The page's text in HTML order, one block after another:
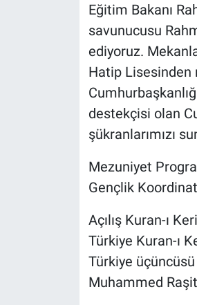
Eğitim Bakanı
savunucusu
ediyoruz.
Hatip Lisesinden
destekçisi olan
şükranlarımızı
Mezuniyet
Gençlik
Açılış Kuran-ı
Türkiye Kuran-ı
Türkiye
Muhammed